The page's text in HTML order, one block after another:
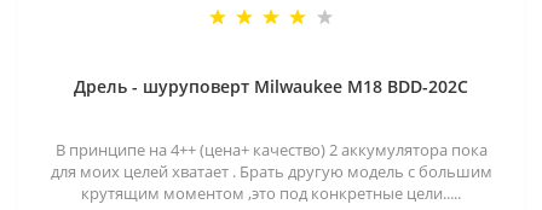
Дрель - шуруповерт Milwaukee M18 BDD-202C
В принципе на 4++ (цена+ качество) 2 аккумулятора пока
для моих целей хватает . Брать другую модель с большим
крутящим моментом ,это под конкретные цели.....